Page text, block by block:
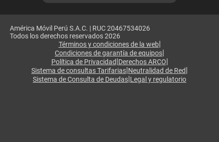
América Móvil Perú S.A.C. | RUC 20467534026
Todos los derechos reservados 2026
Términos y condiciones de la web|
Condiciones de garantía de equipos|
Política de Privacidad|Derechos ARCO|
Sistema de consultas Tarifarias|Neutralidad de Red|
Sistema de Consulta de Deudas|Legal y regulatorio